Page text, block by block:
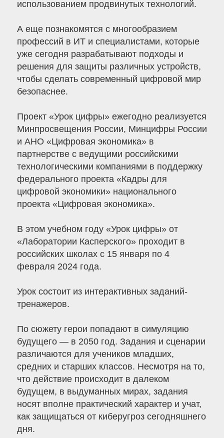
использованием продвинутых технологий.
А еще познакомятся с многообразием
профессий в ИТ и специалистами, которые
уже сегодня разрабатывают подходы и
решения для защиты различных устройств,
чтобы сделать современный цифровой мир
безопаснее.
Проект «Урок цифры» ежегодно реализуется
Минпросвещения России, Минцифры России
и АНО «Цифровая экономика» в
партнерстве с ведущими российскими
технологическими компаниями в поддержку
федерального проекта «Кадры для
цифровой экономики» национального
проекта «Цифровая экономика».
В этом учебном году «Урок цифры» от
«Лаборатории Касперского» проходит в
российских школах с 15 января по 4
февраля 2024 года.
Урок состоит из интерактивных заданий-
тренажеров.
По сюжету герои попадают в симуляцию
будущего — в 2050 год. Задания и сценарии
различаются для учеников младших,
средних и старших классов. Несмотря на то,
что действие происходит в далеком
будущем, в выдуманных мирах, задания
носят вполне практический характер и учат,
как защищаться от киберугроз сегодняшнего
дня.